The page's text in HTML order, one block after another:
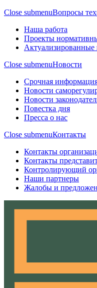
Close submenuВопросы
Наша работа
Проекты
Close submenuНовости
Срочная
Новости
Новости
Повестка дня
Пресса о нас
Close submenuКонтакты
Контакты
Контакты
Контролирующий
Наши партнеры
Жалобы и